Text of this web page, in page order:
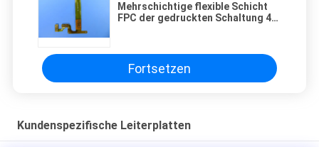
Mehrschichtige flexible Schicht
FPC der gedruckten Schaltung 4
Electroni
Fortsetzen
Kundenspezifische Leiterplatten